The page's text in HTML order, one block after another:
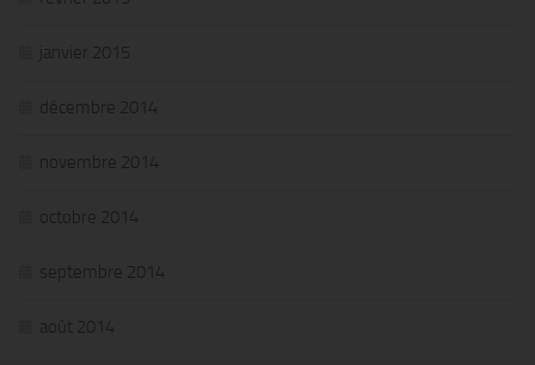
janvier 2015
décembre 2014
novembre 2014
octobre 2014
septembre 2014
août 2014